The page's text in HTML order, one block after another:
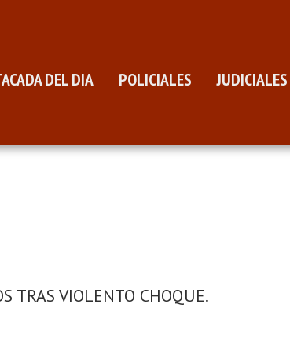
DEL DIA POLICIALES JUDICIALES
TRAS VIOLENTO CHOQUE.